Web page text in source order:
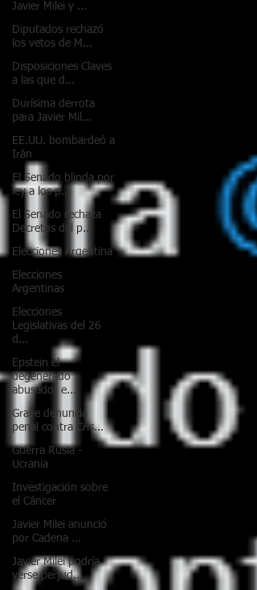
Javier Milei y ...
Diputados rechazó
los vetos de M...
Disposiciones Claves
a las que d...
Durísima derrota
para Javier Mil...
EE.UU. bombardeó a
Irán
El Senado blinda por
ley a los p...
El Senado rechaza
Decretos del p...
Elecciones Argentina
Elecciones
Argentinas
Elecciones
Legislativas del 26
d...
Epstein el
degenerado
abusador e...
Grave denuncia
penal contra Cris...
Guerra Rusia -
Ucrania
Investigación sobre
el Cáncer
Javier Milei anunció
por Cadena ...
Javier Milei podría
verse perjud...